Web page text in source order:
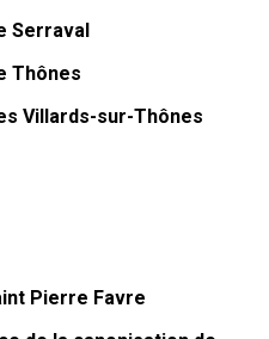
Serraval
Thônes
Villards-sur-Thônes
Pierre Favre